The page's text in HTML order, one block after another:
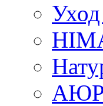
Уход